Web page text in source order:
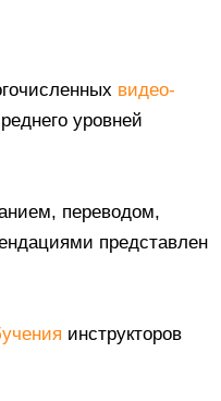
видео-
уровней
переводом,
представлен
инструкторов